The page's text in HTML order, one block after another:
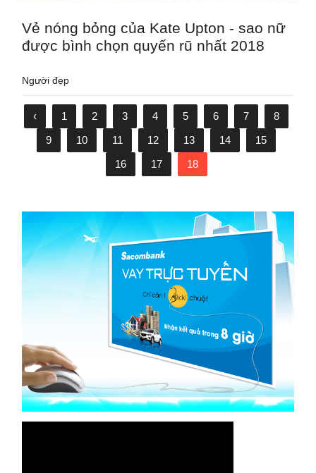
Vẻ nóng bỏng của Kate Upton - sao nữ
được bình chọn quyến rũ nhất 2018
Người đẹp
‹ 1 2 3 4 5 6 7
8
9
10 11 12 13 14
15
16
17 18